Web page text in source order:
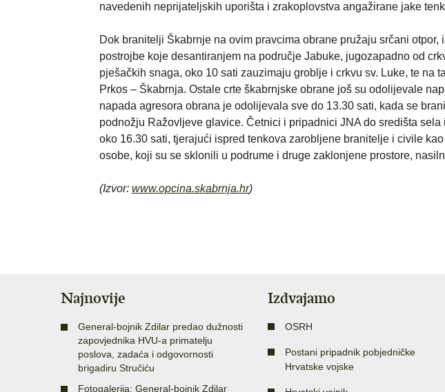
navedenih neprijateljskih uporišta i zrakoplovstva angažirane jake
Dok branitelji Škabrnje na ovim pravcima obrane pružaju srčani
postrojbe koje desantiranjem na područje Jabuke, jugozapadno od
pješačkih snaga, oko 10 sati zauzimaju groblje i crkvu sv. Luke, te na
Prkos – Škabrnja. Ostale crte škabrnjske obrane još su odolijevale
napada agresora obrana je odolijevala sve do 13.30 sati, kada se
podnožju Ražovljeve glavice. Četnici i pripadnici JNA do središta
oko 16.30 sati, tjerajući ispred tenkova zarobljene branitelje i civile
osobe, koji su se sklonili u podrume i druge zaklonjene prostore,
(Izvor: www.opcina.skabrnja.hr)
Najnovije
General-bojnik Zdilar predao dužnosti
zapovjednika HVU-a primatelju
poslova, zadaća i odgovornosti
brigadiru Stručiću
Fotogalerija: General-bojnik Zdilar
Izdvajamo
OSRH
Postani pripadnik pobjedničke
Hrvatske vojske